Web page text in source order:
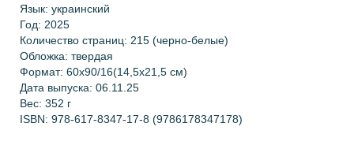
Язык: украинский
Год: 2025
Количество страниц: 215 (черно-белые)
Обложка: твердая
Формат: 60х90/16(14,5х21,5 см)
Дата выпуска: 06.11.25
Вес: 352 г
ISBN: 978-617-8347-17-8 (9786178347178)